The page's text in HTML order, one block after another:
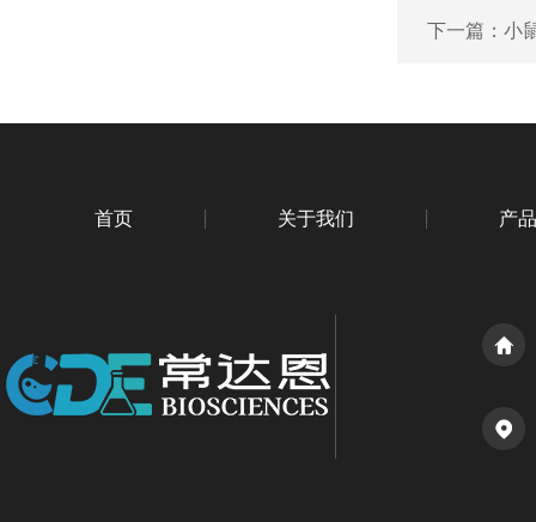
下一篇： 小
首页 关于我们 产